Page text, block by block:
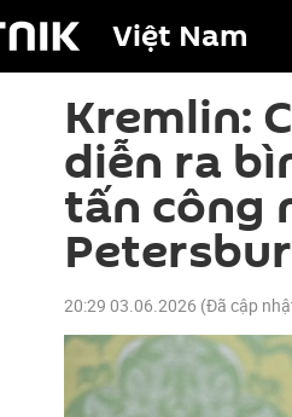
Việt Nam
Kremlin:
diễn ra
tấn công
20:29 03.06.2026 (Đã cập